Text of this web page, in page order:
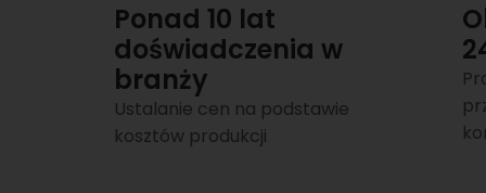
Ponad 10 lat
doświadczenia w
branży
Ustalanie cen na podstawie
kosztów produkcji